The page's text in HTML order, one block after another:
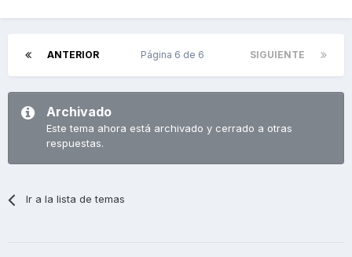
ANTERIOR SIGUIENTE
Página 6 de 6
Archivado
Este tema ahora está archivado y cerrado a otras
respuestas.
Ir a la lista de temas